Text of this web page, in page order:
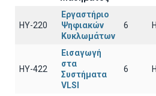
ΗΥ-220
Εργαστήριο
Ψηφιακών
Κυκλωμάτων
6
ΗΥ-422
Εισαγωγή
στα
Συστήματα
VLSI
6